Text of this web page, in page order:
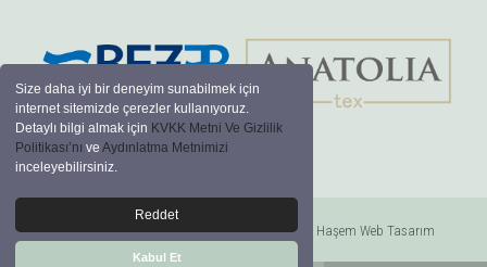
Size daha iyi bir deneyim sunabilmek için
internet sitemizde çerezler kullanıyoruz.
Detaylı bilgi almak için KVKK Metni Ve Gizlilik
Politikası’nı veAydınlatma Metnimizi
inceleyebilirsiniz.
Reddet
Kabul Et
© 2026 BEZ-ER TEKSTİL SAN. VE TİC. LTD. ŞTİ. Haşem Web Tasarım